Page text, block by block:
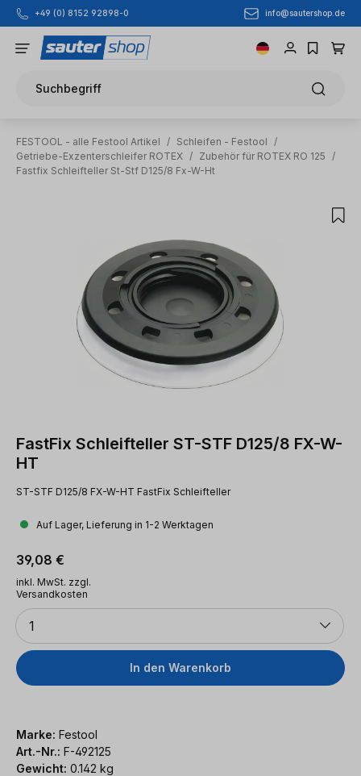
Zum Hauptinhalt springen
+49 (0) 8152 92898-0 info@sautershop.de
Suchbegriff
FESTOOL - alle Festool Artikel / Schleifen - Festool
/
Getriebe-Exzenterschleifer ROTEX / Zubehör für ROTEX RO 125
/
Fastfix Schleifteller St-Stf D125/8 Fx-W-Ht
FastFix Schleifteller ST-STF D125/8 FX-W-
HT
ST-STF D125/8 FX-W-HT FastFix Schleifteller
Auf Lager, Lieferung in 1-2 Werktagen
Regulärer Preis:
39,08 €
inkl. MwSt. zzgl.
Versandkosten
Anzahl
1
In den Warenkorb
Marke: Festool
Art.-Nr.: F-492125
Gewicht: 0.142 kg